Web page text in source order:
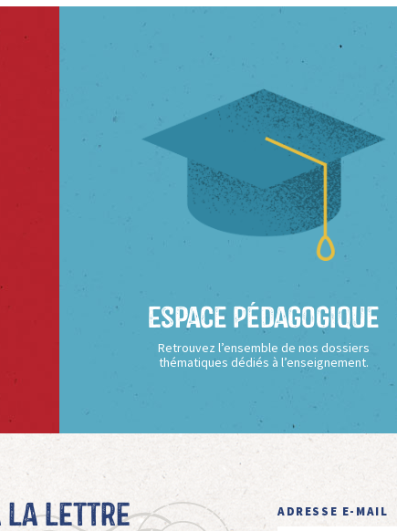
Espace Pédagogique
Retrouvez l’ensemble de nos dossiers
thématiques dédiés à l’enseignement.
La Lettre ADRESSE E-MAIL